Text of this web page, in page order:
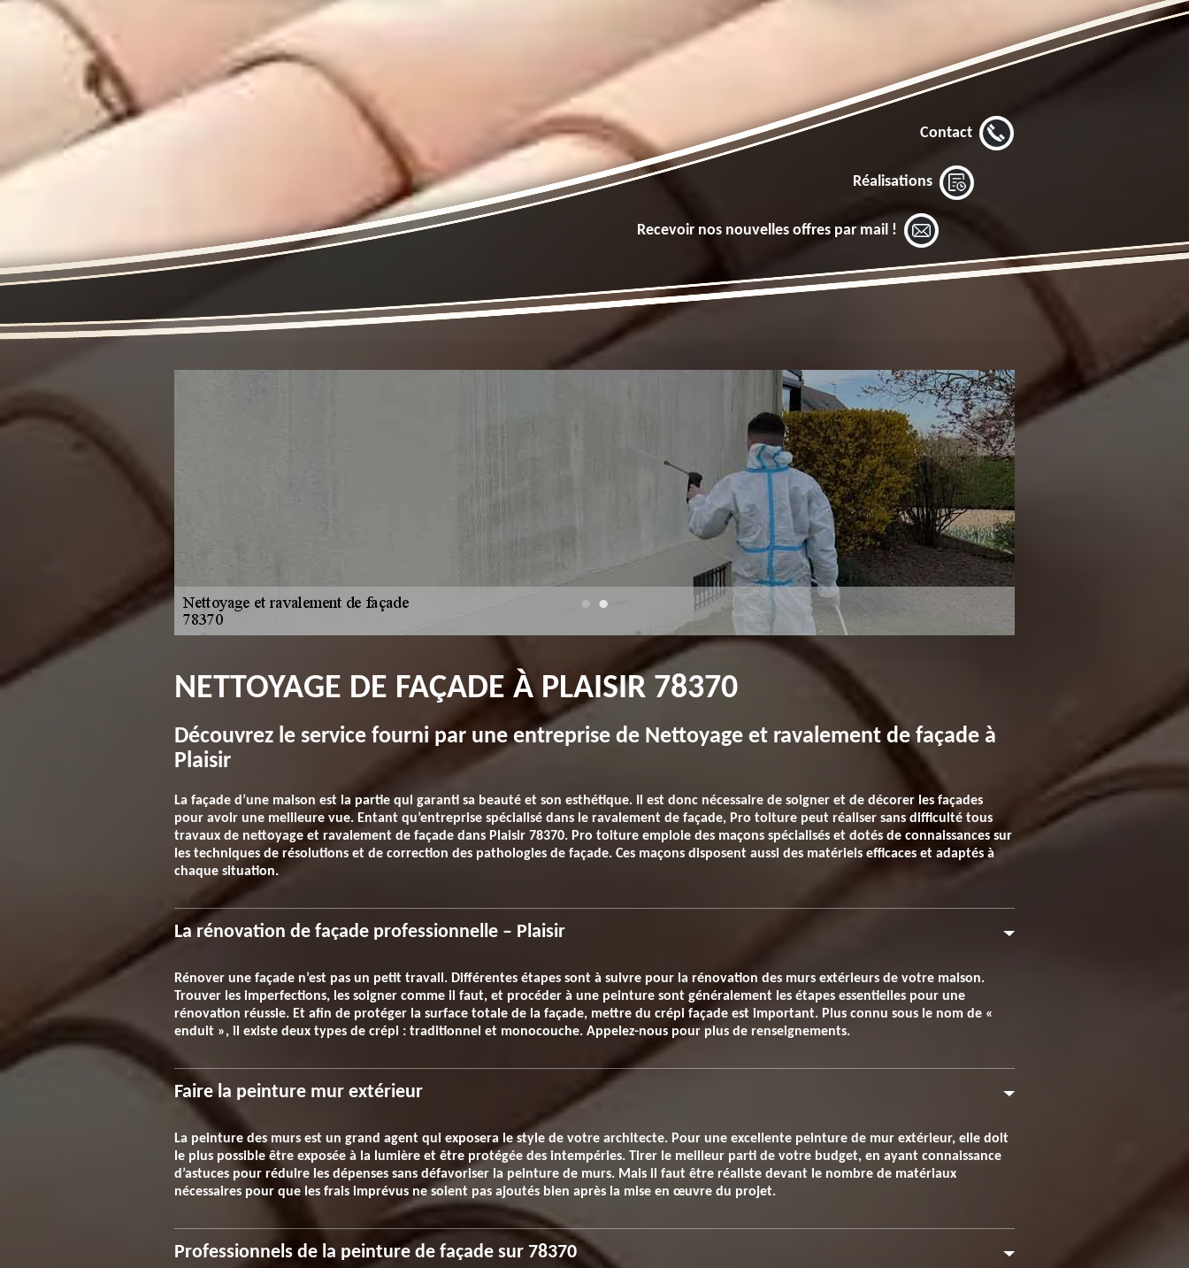
Contact
Réalisations
Recevoir nos nouvelles offres par mail !
NETTOYAGE DE FAÇADE À PLAISIR 78370
Découvrez le service fourni par une entreprise de Nettoyage et ravalement de façade à
Plaisir
La façade d’une maison est la partie qui garanti sa beauté et son esthétique. Il est donc nécessaire de soigner et de décorer les façades
pour avoir une meilleure vue. Entant qu’entreprise spécialisé dans le ravalement de façade, Pro toiture peut réaliser sans difficulté tous
travaux de nettoyage et ravalement de façade dans Plaisir 78370. Pro toiture emploie des maçons spécialisés et dotés de connaissances sur
les techniques de résolutions et de correction des pathologies de façade. Ces maçons disposent aussi des matériels efficaces et adaptés à
chaque situation.
La rénovation de façade professionnelle – Plaisir
Rénover une façade n’est pas un petit travail. Différentes étapes sont à suivre pour la rénovation des murs extérieurs de votre maison.
Trouver les imperfections, les soigner comme il faut, et procéder à une peinture sont généralement les étapes essentielles pour une
rénovation réussie. Et afin de protéger la surface totale de la façade, mettre du crépi façade est important. Plus connu sous le nom de «
enduit », il existe deux types de crépi : traditionnel et monocouche. Appelez-nous pour plus de renseignements.
Faire la peinture mur extérieur
La peinture des murs est un grand agent qui exposera le style de votre architecte. Pour une excellente peinture de mur extérieur, elle doit
le plus possible être exposée à la lumière et être protégée des intempéries. Tirer le meilleur parti de votre budget, en ayant connaissance
d’astuces pour réduire les dépenses sans défavoriser la peinture de murs. Mais il faut être réaliste devant le nombre de matériaux
nécessaires pour que les frais imprévus ne soient pas ajoutés bien après la mise en œuvre du projet.
Professionnels de la peinture de façade sur 78370